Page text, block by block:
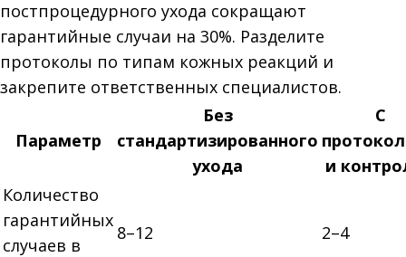
постпроцедурного ухода сокращают
гарантийные случаи на 30%. Разделите
протоколы по типам кожных реакций и
закрепите ответственных специалистов.
Параметр
Без
стандартизированного
ухода
С
и
Количество
гарантийных
случаев в
8–12 2–4